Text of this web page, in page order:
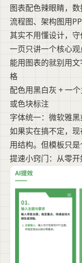
图表配色辣眼睛，
流程图、架构图用
其实不用懂设计，守
一页只讲一个核心
能用图表的就别用
格
配色用黑白灰 + 一
或色块标注
字体统一：微软雅
如果实在搞不定，
用结构。但模板只是
提速小窍门：从零